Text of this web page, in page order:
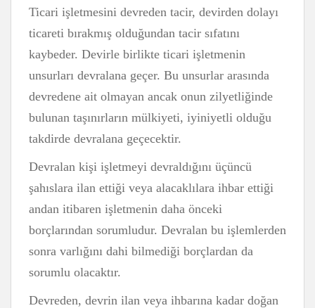
Ticari işletmesini devreden tacir, devirden dolayı
ticareti bırakmış olduğundan tacir sıfatını
kaybeder. Devirle birlikte ticari işletmenin
unsurları devralana geçer. Bu unsurlar arasında
devredene ait olmayan ancak onun zilyetliğinde
bulunan taşınırların mülkiyeti, iyiniyetli olduğu
takdirde devralana geçecektir.
Devralan kişi işletmeyi devraldığını üçüncü
şahıslara ilan ettiği veya alacaklılara ihbar ettiği
andan itibaren işletmenin daha önceki
borçlarından sorumludur. Devralan bu işlemlerden
sonra varlığını dahi bilmediği borçlardan da
sorumlu olacaktır.
Devreden, devrin ilan veya ihbarına kadar doğan